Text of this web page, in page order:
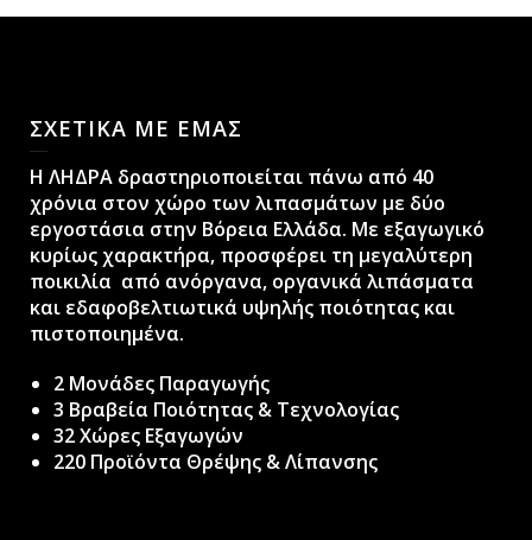
ΣΧΕΤΙΚΑ ΜΕ ΕΜΑΣ
H ΛΗΔΡΑ δραστηριοποιείται πάνω από 40
χρόνια στον χώρο των λιπασμάτων με δύο
εργοστάσια στην Βόρεια Ελλάδα. Με εξαγωγικό
κυρίως χαρακτήρα, προσφέρει τη μεγαλύτερη
ποικιλία από ανόργανα, οργανικά λιπάσματα
και εδαφοβελτιωτικά υψηλής ποιότητας και
πιστοποιημένα.
2 Μονάδες Παραγωγής
3 Βραβεία Ποιότητας & Τεχνολογίας
32 Χώρες Εξαγωγών
220 Προϊόντα Θρέψης & Λίπανσης